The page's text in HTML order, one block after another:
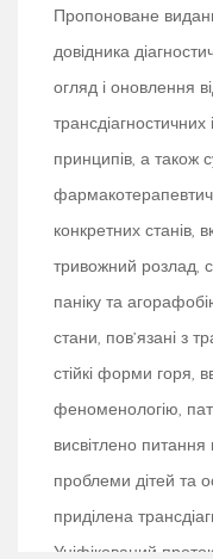
Пропоноване
довідника
огляд і оновлення
принципів, а також
конкретних станів,
тривожний розлад,
паніку та
стани, пов’язані з
стійкі форми горя,
феноменологію,
висвітлено питання
проблеми дітей та
приділена
Уніфікований